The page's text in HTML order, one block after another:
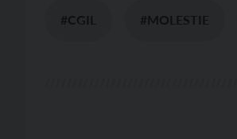
#CGIL #MOLESTIE